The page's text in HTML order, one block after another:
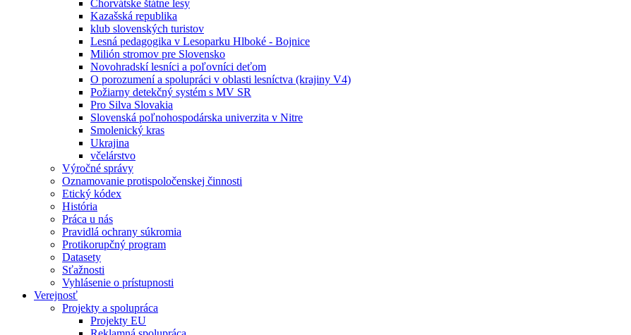
Chorvátske štátne lesy
Kazašská republika
klub slovenských turistov
Lesná pedagogika v Lesoparku Hlboké - Bojnice
Milión stromov pre Slovensko
Novohradskí lesníci a poľovníci deťom
O porozumení a spolupráci v oblasti lesníctva (krajiny V4)
Požiarny detekčný systém s MV SR
Pro Silva Slovakia
Slovenská poľnohospodárska univerzita v Nitre
Smolenický kras
Ukrajina
včelárstvo
Výročné správy
Oznamovanie protispoločenskej činnosti
Etický kódex
História
Práca u nás
Pravidlá ochrany súkromia
Protikorupčný program
Datasety
Sťažnosti
Vyhlásenie o prístupnosti
Verejnosť
Projekty a spolupráca
Projekty EU